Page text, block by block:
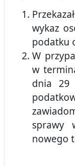
wykaz
podatku
W
w
dnia 29
sprawy
nowego